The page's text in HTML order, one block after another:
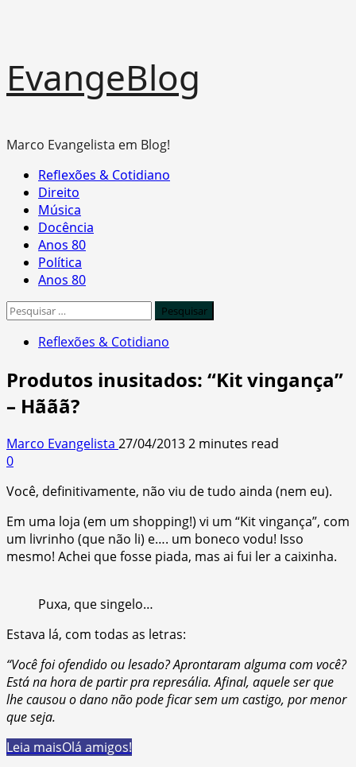
to
content
EvangeBlog
Marco Evangelista em Blog!
Primary
Menu
Reflexões & Cotidiano
Direito
Música
Docência
Anos 80
Política
Anos 80
Pesquisar
Reflexões & Cotidiano
Produtos inusitados: “Kit vingança”
– Hããã?
Marco Evangelista 27/04/20132 minutes read
0
Você, definitivamente, não viu de tudo ainda (nem eu).
Em uma loja (em um shopping!) vi um “Kit vingança”, com
um livrinho (que não li) e…. um boneco vodu! Isso
mesmo! Achei que fosse piada, mas ai fui ler a caixinha.
Puxa, que singelo…
Estava lá, com todas as letras:
“Você foi ofendido ou lesado? Aprontaram alguma com você?
Está na hora de partir pra represália. Afinal, aquele ser que
lhe causou o dano não pode ficar sem um castigo, por menor
que seja.
Leia maisOlá amigos!